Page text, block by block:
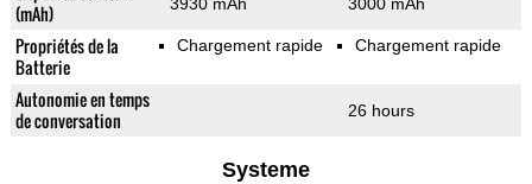
(mAh)
Propriétés de la
Batterie
Chargement rapide Chargement rapide
Autonomie en temps
de conversation
26 hours
Systeme